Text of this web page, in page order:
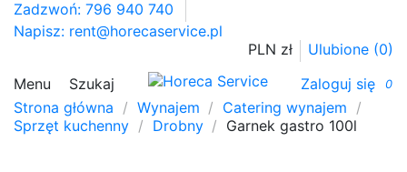
Zadzwoń: 796 940 740
Napisz: rent@horecaservice.pl
PLN zł
Ulubione (0)
Menu
Szukaj Zaloguj się 0
Strona główna Wynajem
Catering wynajem
Sprzęt kuchenny
Drobny Garnek gastro 100l